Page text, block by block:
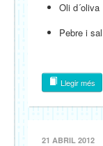
Oli d´oliva
Pebre i sal
Llegir més
21 ABRIL 2012